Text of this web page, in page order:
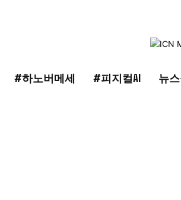
#하노버메세 #피지컬AI 뉴